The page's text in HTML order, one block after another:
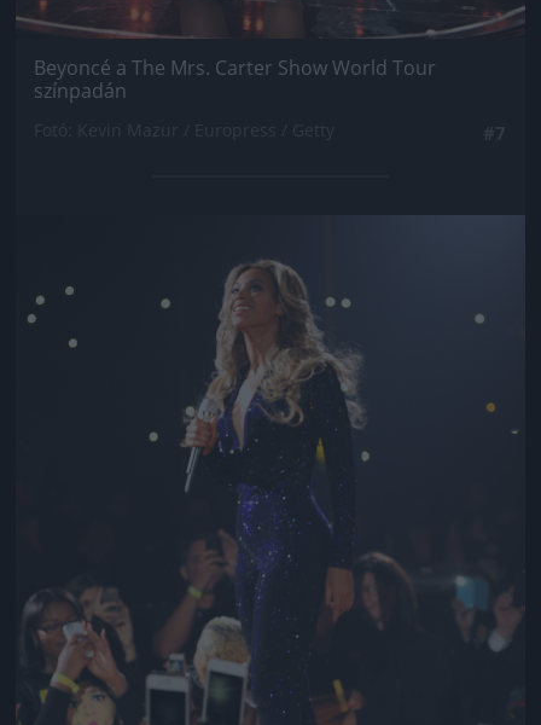
Beyoncé a The Mrs. Carter Show World Tour
színpadán